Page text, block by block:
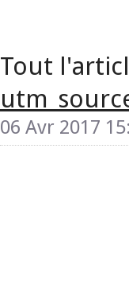
Tout
06 Avr 2017